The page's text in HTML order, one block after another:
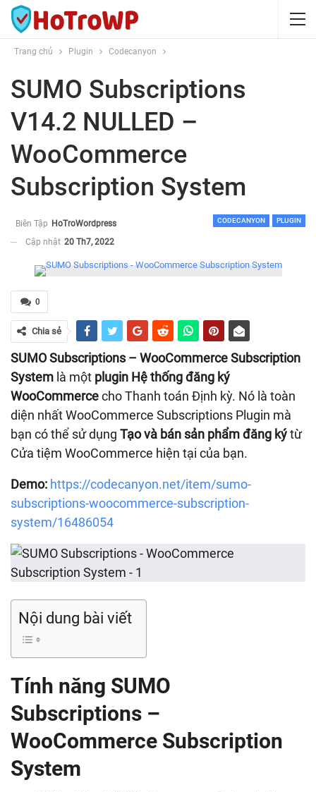
Trang chủ Plugin Codecanyon
SUMO Subscriptions
V14.2 NULLED –
WooCommerce
Subscription System
CODECANYON PLUGIN
Biên Tập HoTroWordpress
Cập nhật 20 Th7, 2022
0
Chia sẻ
SUMO Subscriptions – WooCommerce Subscription
System là một plugin Hệ thống đăng ký
WooCommercecho Thanh toán Định kỳ. Nó là toàn
diện nhất WooCommerce Subscriptions Plugin mà
bạn có thể sử dụng Tạo và bán sản phẩm đăng kýtừ
Cửa tiệm WooCommerce hiện tại của bạn.
Demo: https://codecanyon.net/item/sumo-
subscriptions-woocommerce-subscription-
system/16486054
Nội dung bài viết
Tính năng SUMO
Subscriptions –
WooCommerce Subscription
System